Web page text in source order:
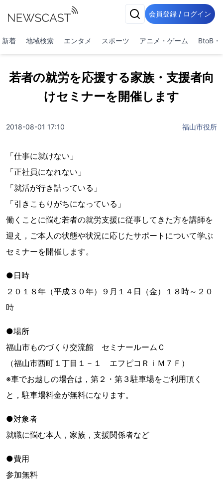
会員登録 / ログイン
新着 地域検索 エンタメ スポーツ アニメ・ゲーム BtoB・
若者の就労を応援する家族・支援者向
けセミナーを開催します
2018-08-01 17:10 福山市役所
「仕事に就けない」
「正社員になれない」
「就活が行き詰っている」
「引きこもりがちになっている」
働くことに悩む若者の就労支援に従事してきた方を講師を
迎え，ご本人の状態や状況に応じたサポートについて学ぶ
セミナーを開催します。
●日時
２０１８年（平成３０年）９月１４日（金）１８時～２０
時
●場所
福山市ものづくり交流館 セミナールームＣ
（福山市西町１丁目１－１ エフピコＲｉＭ７Ｆ）
※車でお越しの場合は，第２・第３駐車場をご利用頂く
と，駐車場料金が無料になります。
●対象者
就職に悩む本人，家族，支援関係者など
●費用
参加無料